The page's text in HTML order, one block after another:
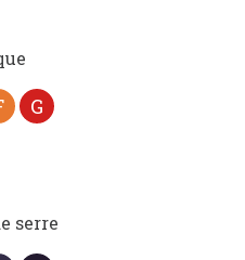
G
serre